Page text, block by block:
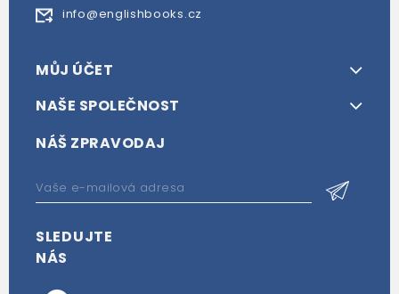
info@englishbooks.cz
MŮJ ÚČET
NAŠE SPOLEČNOST
NÁŠ ZPRAVODAJ
SLEDUJTE
NÁS